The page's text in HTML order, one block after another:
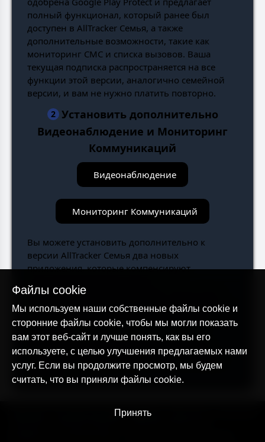
полный функционал, который ранее был
доступен в AllTracker Семья, а также
дополнительные возможности, такие как
мониторинг СМС и списка вызовов. Ваша
текущая подписка распространяется на все
функции этой версии, аналогично семейной
версии, и вам не нужно платить повторно.
2 Установить дополнительно
Видеонаблюдение и Мониторинг
Коммуникаций
Видеонаблюдение
Мониторинг Коммуникаций
Вы можете установить дополнительно к
версии AllTracker Семья два новых
приложения, которые компенсируют
Видеонаблюдение AllTracker:
все функции, связанные с фоновым доступом к
камере и микрофону на контролируемом
устройстве.
Мониторинг Коммуникаций AllTracker:
предоставит функции Кейлоггера и Истории
Браузера.
© AllTracker 2014-2026, Все права сохранены
Файлы cookie
Мы используем наши собственные файлы cookie и
сторонние файлы cookie, чтобы мы могли показать
вам этот веб-сайт и лучше понять, как вы его
используете, с целью улучшения предлагаемых нами
услуг. Если вы продолжите просмотр, мы будем
считать, что вы приняли файлы cookie.
Принять